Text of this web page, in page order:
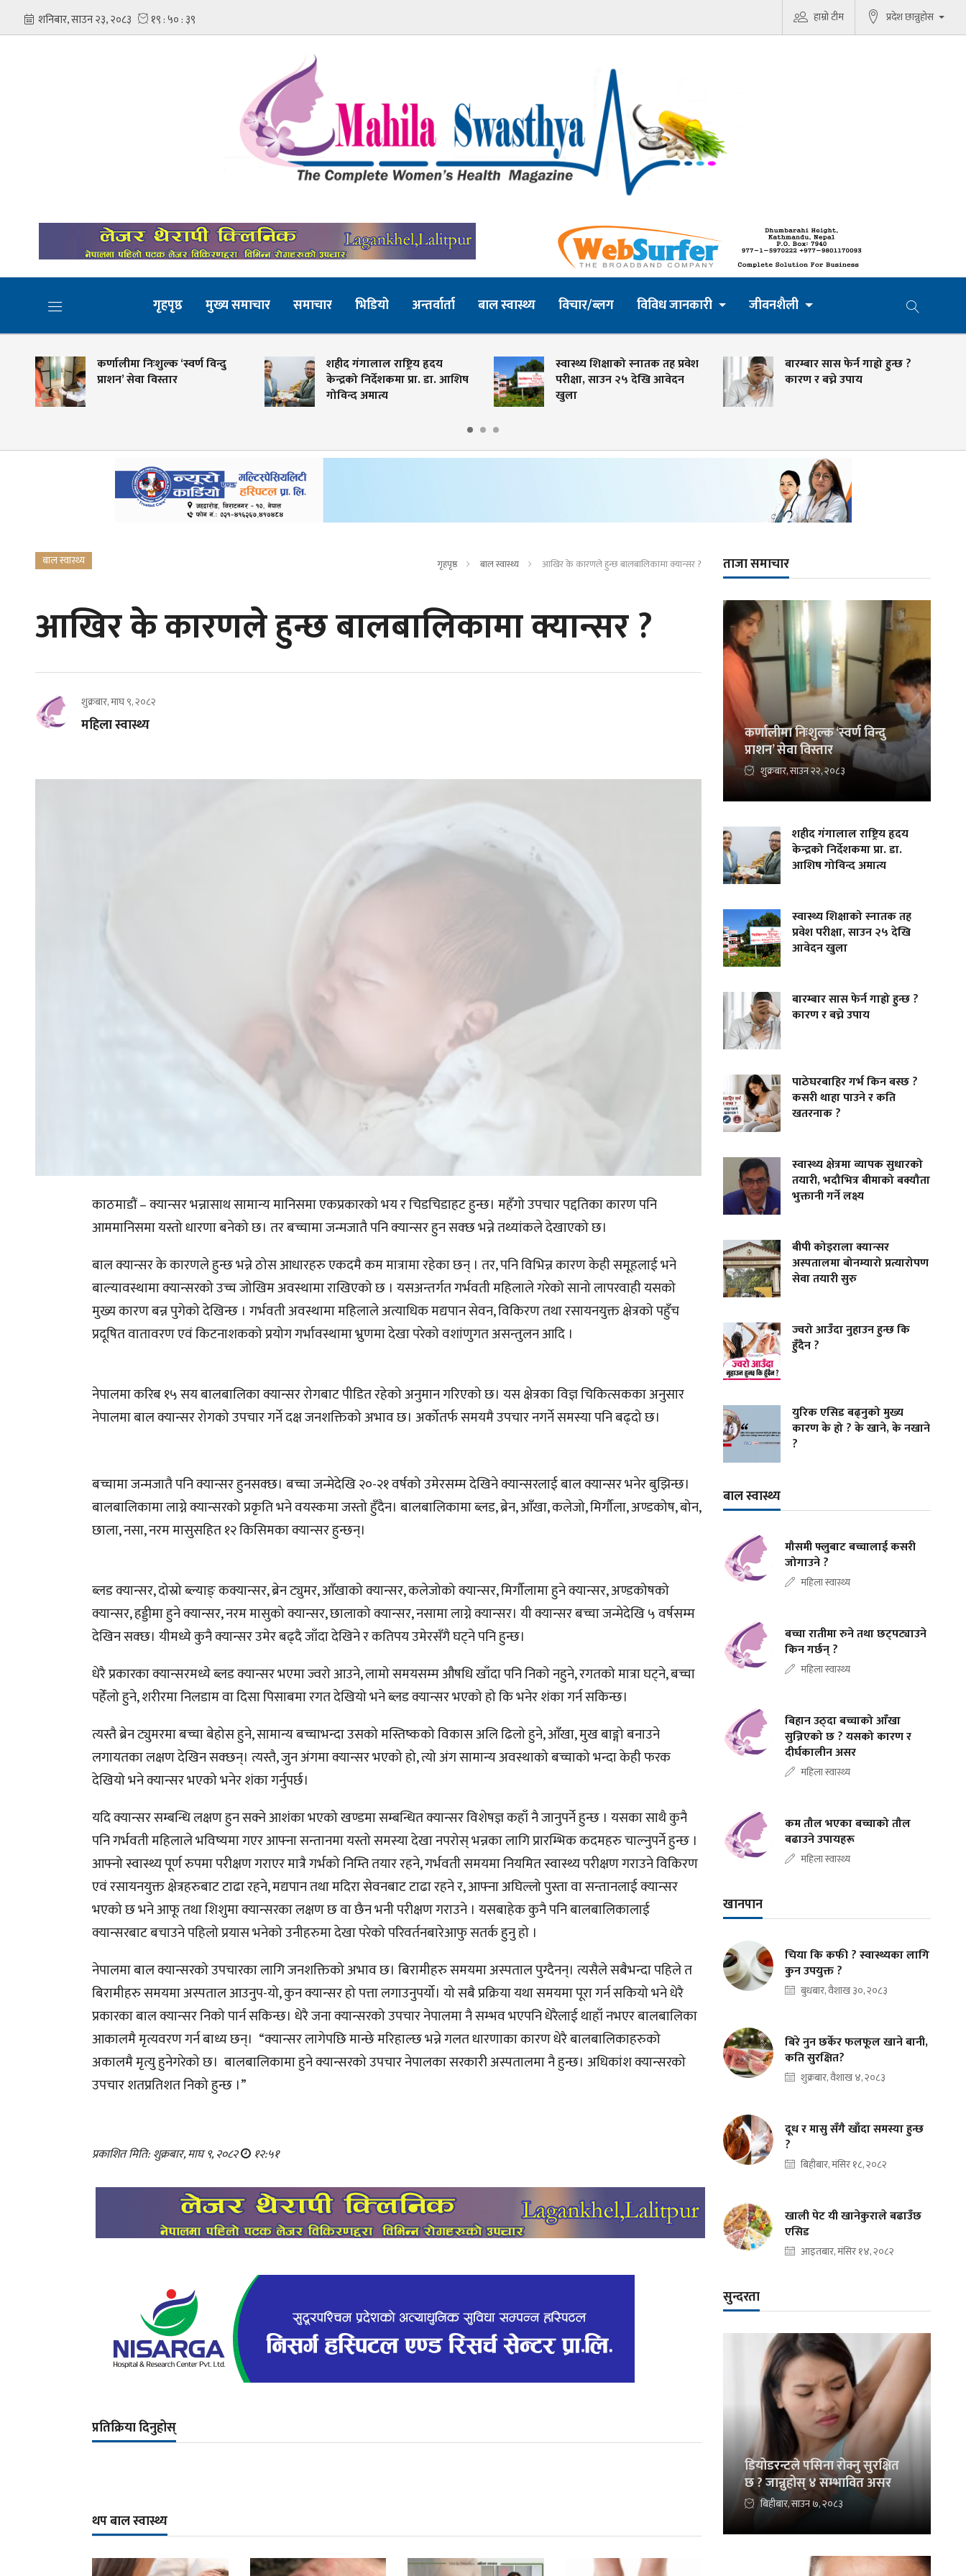
हाम्रो टीम प्रदेश छान्नुहोस
गृहपृष्ठ मुख्य समाचार समाचार भिडियो अन्तर्वार्ता बाल स्वास्थ्य विचार/ब्लग विविध जानकारी जीवनशैली
कर्णालीमा निःशुल्क ‘स्वर्ण विन्दु
प्राशन’ सेवा विस्तार
शहीद गंगालाल राष्ट्रिय हृदय
केन्द्रको निर्देशकमा प्रा. डा. आशिष
गोविन्द अमात्य
स्वास्थ्य शिक्षाको स्नातक तह प्रवेश
परीक्षा, साउन २५ देखि आवेदन
खुला
बारम्बार सास फेर्न गाह्रो हुन्छ ?
कारण र बच्ने उपाय
बाल स्वास्थ्य गृहपृष्ठ बाल स्वास्थ्य आखिर के कारणले हुन्छ बालबालिकामा क्यान्सर ?
आखिर के कारणले हुन्छ बालबालिकामा क्यान्सर ?
शुक्रबार, माघ ९, २०८२
महिला स्वास्थ्य
काठमाडौं – क्यान्सर भन्नासाथ सामान्य मानिसमा एकप्रकारको भय र चिडचिडाहट हुन्छ। महँगो उपचार पद्दतिका कारण पनि
आममानिसमा यस्तो धारणा बनेको छ। तर बच्चामा जन्मजातै पनि क्यान्सर हुन सक्छ भन्ने तथ्यांकले देखाएको छ।
बाल क्यान्सर के कारणले हुन्छ भन्ने ठोस आधारहरु एकदमै कम मात्रामा रहेका छन् । तर, पनि विभिन्न कारण केही समूहलाई भने
बाल्यावस्थामा क्यान्सरको उच्च जोखिम अवस्थामा राखिएको छ । यसअन्तर्गत गर्भवती महिलाले गरेको सानो लापरवाही यसको
मुख्य कारण बन्न पुगेको देखिन्छ । गर्भवती अवस्थामा महिलाले अत्याधिक मद्यपान सेवन, विकिरण तथा रसायनयुक्त क्षेत्रको पहुँच
प्रदूषित वातावरण एवं किटनाशकको प्रयोग गर्भावस्थामा भ्रुणमा देखा परेको वशांणुगत असन्तुलन आदि ।
नेपालमा करिब १५ सय बालबालिका क्यान्सर रोगबाट पीडित रहेको अनुमान गरिएको छ। यस क्षेत्रका विज्ञ चिकित्सकका अनुसार
नेपालमा बाल क्यान्सर रोगको उपचार गर्ने दक्ष जनशक्तिको अभाव छ। अर्कोतर्फ समयमै उपचार नगर्ने समस्या पनि बढ्दो छ।
बच्चामा जन्मजातै पनि क्यान्सर हुनसक्छ। बच्चा जन्मेदेखि २०-२१ वर्षको उमेरसम्म देखिने क्यान्सरलाई बाल क्यान्सर भनेर बुझिन्छ।
बालबालिकामा लाग्ने क्यान्सरको प्रकृति भने वयस्कमा जस्तो हुँदैन। बालबालिकामा ब्लड, ब्रेन, आँखा, कलेजो, मिर्गौला, अण्डकोष, बोन,
छाला, नसा, नरम मासुसहित १२ किसिमका क्यान्सर हुन्छन्।
ब्लड क्यान्सर, दोस्रो ब्ल्याङ् कक्यान्सर, ब्रेन ट्युमर, आँखाको क्यान्सर, कलेजोको क्यान्सर, मिर्गौलामा हुने क्यान्सर, अण्डकोषको
क्यान्सर, हड्डीमा हुने क्यान्सर, नरम मासुको क्यान्सर, छालाको क्यान्सर, नसामा लाग्ने क्यान्सर। यी क्यान्सर बच्चा जन्मेदेखि ५ वर्षसम्म
देखिन सक्छ। यीमध्ये कुनै क्यान्सर उमेर बढ्दै जाँदा देखिने र कतिपय उमेरसँगै घट्ने पनि हुन्छ।
धेरै प्रकारका क्यान्सरमध्ये ब्लड क्यान्सर भएमा ज्वरो आउने, लामो समयसम्म औषधि खाँदा पनि निको नहुने, रगतको मात्रा घट्ने, बच्चा
पहेँलो हुने, शरीरमा निलडाम वा दिसा पिसाबमा रगत देखियो भने ब्लड क्यान्सर भएको हो कि भनेर शंका गर्न सकिन्छ।
त्यस्तै ब्रेन ट्युमरमा बच्चा बेहोस हुने, सामान्य बच्चाभन्दा उसको मस्तिष्कको विकास अलि ढिलो हुने, आँखा, मुख बाङ्गो बनाउने
लगायतका लक्षण देखिन सक्छन्। त्यस्तै, जुन अंगमा क्यान्सर भएको हो, त्यो अंग सामान्य अवस्थाको बच्चाको भन्दा केही फरक
देखियो भने क्यान्सर भएको भनेर शंका गर्नुपर्छ।
यदि क्यान्सर सम्बन्धि लक्षण हुन सक्ने आशंका भएको खण्डमा सम्बन्धित क्यान्सर विशेषज्ञ कहाँ नै जानुपर्ने हुन्छ । यसका साथै कुनै
पनि गर्भवती महिलाले भविष्यमा गएर आफ्ना सन्तानमा यस्तो समस्या देखा नपरोस् भन्नका लागि प्रारम्भिक कदमहरु चाल्नुपर्ने हुन्छ ।
आफ्नो स्वास्थ्य पूर्ण रुपमा परीक्षण गराएर मात्रै गर्भको निम्ति तयार रहने, गर्भवती समयमा नियमित स्वास्थ्य परीक्षण गराउने विकिरण
एवं रसायनयुक्त क्षेत्रहरुबाट टाढा रहने, मद्यपान तथा मदिरा सेवनबाट टाढा रहने र, आफ्ना अघिल्लो पुस्ता वा सन्तानलाई क्यान्सर
भएको छ भने आफू तथा शिशुमा क्यान्सरका लक्षण छ वा छैन भनी परीक्षण गराउने । यसबाहेक कुनै पनि बालबालिकालाई
क्यान्सरबाट बचाउने पहिलो प्रयास भनेको उनीहरुमा देखा परेको परिवर्तनबारेआफु सतर्क हुनु हो ।
नेपालमा बाल क्यान्सरको उपचारका लागि जनशक्तिको अभाव छ। बिरामीहरु समयमा अस्पताल पुग्दैनन्। त्यसैले सबैभन्दा पहिले त
बिरामीहरु समयमा अस्पताल आउनुप-यो, कुन क्यान्सर हो पत्ता लगाउनुपर्यो। यो सबै प्रक्रिया यथा समयमा पूरा गर्न सकियो भने धेरै
प्रकारका बाल क्यान्सर निको पार्न सकिन्छ। धेरै जना क्यान्सरको उपचार नेपालमा नै सम्भव भएपनि धेरैलाई थाहाँ नभएर बालबालिका
आकालमै मृत्यवरण गर्न बाध्य छन्। “क्यान्सर लागेपछि मान्छे मरिहाल्छ भन्ने गलत धारणाका कारण धेरै बालबालिकाहरुको
अकालमै मृत्यु हुनेगरेको छ। बालबालिकामा हुने क्यान्सरको उपचार नेपालका सरकारी अस्पतालमा नै हुन्छ। अधिकांश क्यान्सरको
उपचार शतप्रतिशत निको हुन्छ ।”
प्रकाशित मिति: शुक्रबार, माघ ९, २०८२ १२:५१
प्रतिक्रिया दिनुहोस्
थप बाल स्वास्थ्य
ताजा समाचार
कर्णालीमा निःशुल्क ‘स्वर्ण विन्दु
प्राशन’ सेवा विस्तार
शुक्रबार, साउन २२, २०८३
शहीद गंगालाल राष्ट्रिय हृदय
केन्द्रको निर्देशकमा प्रा. डा.
आशिष गोविन्द अमात्य
स्वास्थ्य शिक्षाको स्नातक तह
प्रवेश परीक्षा, साउन २५ देखि
आवेदन खुला
बारम्बार सास फेर्न गाह्रो हुन्छ ?
कारण र बच्ने उपाय
पाठेघरबाहिर गर्भ किन बस्छ ?
कसरी थाहा पाउने र कति
खतरनाक ?
स्वास्थ्य क्षेत्रमा व्यापक सुधारको
तयारी, भदौभित्र बीमाको बक्यौता
भुक्तानी गर्ने लक्ष्य
बीपी कोइराला क्यान्सर
अस्पतालमा बोनम्यारो प्रत्यारोपण
सेवा तयारी सुरु
ज्वरो आउँदा नुहाउन हुन्छ कि
हुँदैन ?
युरिक एसिड बढ्नुको मुख्य
कारण के हो ? के खाने, के नखाने
?
बाल स्वास्थ्य
मौसमी फ्लुबाट बच्चालाई कसरी
जोगाउने ?
महिला स्वास्थ्य
बच्चा रातीमा रुने तथा छट्पट्याउने
किन गर्छन् ?
महिला स्वास्थ्य
बिहान उठ्दा बच्चाको आँखा
सुन्निएको छ ? यसको कारण र
दीर्घकालीन असर
महिला स्वास्थ्य
कम तौल भएका बच्चाको तौल
बढाउने उपायहरू
महिला स्वास्थ्य
खानपान
चिया कि कफी ? स्वास्थ्यका लागि
कुन उपयुक्त ?
बुधबार, वैशाख ३०, २०८३
बिरे नुन छर्केर फलफूल खाने बानी,
कति सुरक्षित?
शुक्रबार, वैशाख ४, २०८३
दूध र मासु सँगै खाँदा समस्या हुन्छ
?
बिहीबार, मंसिर १८, २०८२
खाली पेट यी खानेकुराले बढाउँछ
एसिड
आइतबार, मंसिर १४, २०८२
सुन्दरता
डियोडरन्टले पसिना रोक्नु सुरक्षित
छ ? जान्नुहोस् ४ सम्भावित असर
बिहीबार, साउन ७, २०८३